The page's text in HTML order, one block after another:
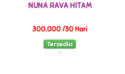
NUNA RAVA HITAM
300,000 /30 Hari
Tersedia